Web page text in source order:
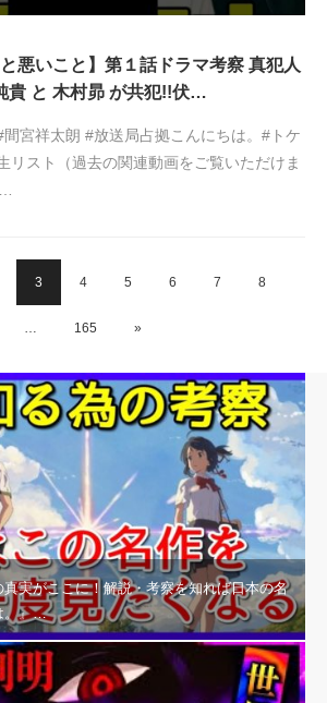
悪いこと】第１話ドラマ考察 真犯人
貴 と 木村昴 が共犯!!伏…
宮祥太朗 #放送局占拠こんにちは。#トケ
リスト（過去の関連動画をご覧いただけま
3 4 5 6 7 8
… 165 »
実がここに！解説・考察を知れば日本の名
。』…